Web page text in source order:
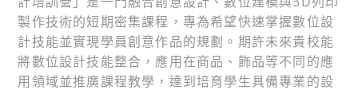
製作技術的短期密集課程，專為希望快速掌握數位設
計技能並實現學員創意作品的規劃。期許未來貴校能
將數位設計技能整合，應用在商品、飾品等不同的應
用領域並推廣課程教學，達到培育學生具備專業的設